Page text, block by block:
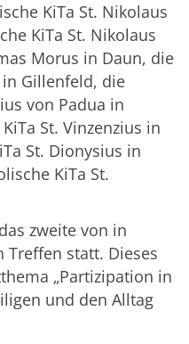
KiTa St. Nikolaus
KiTa St. Nikolaus
Morus in Daun, die
Gillenfeld, die
von Padua in
St. Vinzenzius in
St. Dionysius in
KiTa St.
zweite von in
Treffen statt. Dieses
„Partizipation in
und den Alltag